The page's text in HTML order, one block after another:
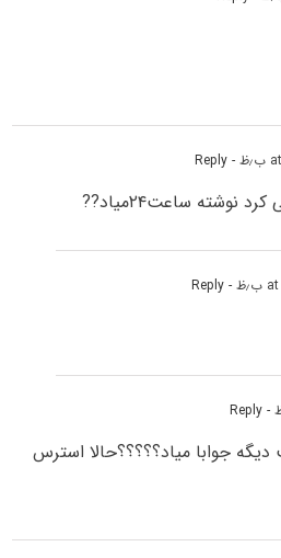
- Reply
ساعت۲۴میاد??
- Reply
- Reply
جوابا میاد؟؟؟؟؟حالا استرس